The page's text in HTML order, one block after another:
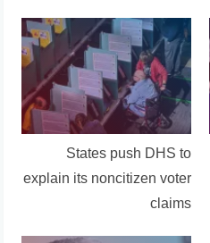
States push DHS to
explain its noncitizen voter
claims